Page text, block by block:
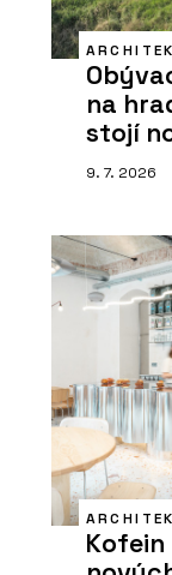
na
stojí
9. 7. 2026
Kofein